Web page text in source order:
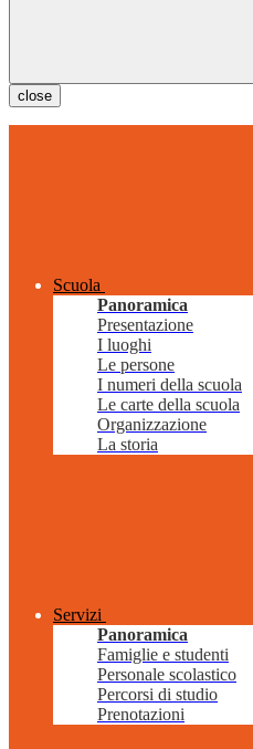
close
Scuola
Panoramica
Presentazione
I luoghi
Le persone
I numeri della scuola
Le carte della scuola
Organizzazione
La storia
Servizi
Panoramica
Famiglie e studenti
Personale scolastico
Percorsi di studio
Prenotazioni